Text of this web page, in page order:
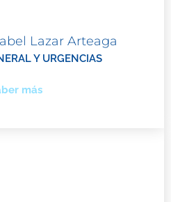
Lazar Arteaga
Y URGENCIAS
más